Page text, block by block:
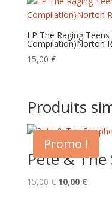
LP The Raging
Compilation)Norton
15,00 €
Produits
Promo !
Pete &
15,00€ Le
10,00 €Le